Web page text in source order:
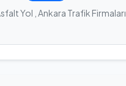
Yol , Ankara Trafik Firmaları